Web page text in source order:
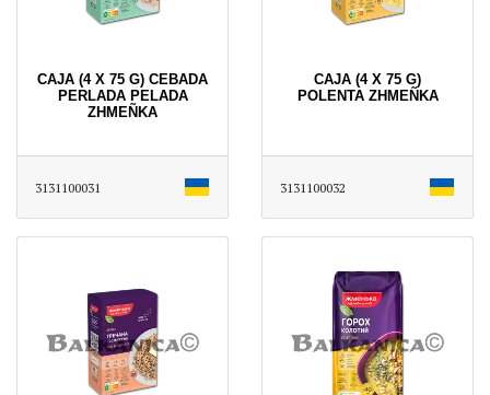
CAJA (4 X 75 G) CEBADA
PERLADA PELADA
ZHMEÑKA
3131100031
CAJA (4 X 75 G)
POLENTA ZHMEÑKA
3131100032